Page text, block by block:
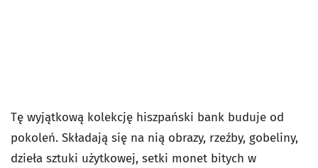
Tę wyjątkową kolekcję hiszpański bank buduje od
pokoleń. Składają się na nią obrazy, rzeźby, gobeliny,
dzieła sztuki użytkowej, setki monet bitych w